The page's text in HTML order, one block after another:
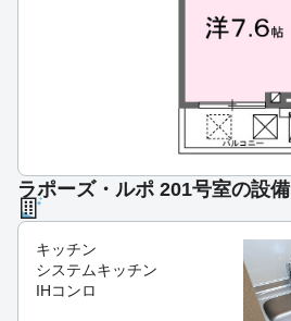
ラポーズ・ルポ 201号室の設備
キッチン
システムキッチン
IHコンロ